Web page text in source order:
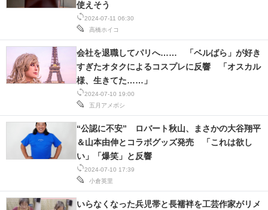
2024-07-11 06:30
高橋ホイコ
使えそう
2024-07-10 19:00
五月アメボシ
会社を退職してパリへ…… 「ベルばら」が好き
すぎたオタクによるコスプレに反響 「オスカル
様、生きてた……」
2024-07-10 17:39
小倉英里
“公認に不安” ロバート秋山、まさかの大谷翔平
＆山本由伸とコラボグッズ発売 「これは欲し
い」「爆笑」と反響
いらなくなった兵児帯と長襦袢を工芸作家がリメ